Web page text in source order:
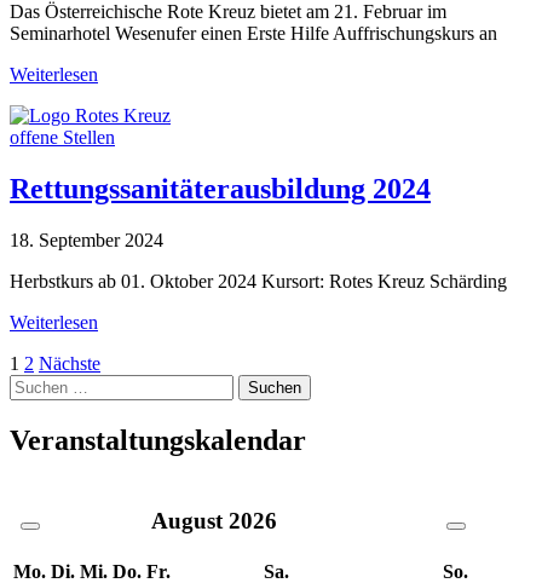
Das Österreichische Rote Kreuz bietet am 21. Februar im
Seminarhotel Wesenufer einen Erste Hilfe Auffrischungskurs an
Weiterlesen
offene Stellen
Rettungssanitäterausbildung 2024
18. September 2024
Herbstkurs ab 01. Oktober 2024 Kursort: Rotes Kreuz Schärding
Weiterlesen
Seitennummerierung
der
Beiträge
1 2 Nächste
Suche
nach:
Veranstaltungskalendar
August 2026
Mo. Di. Mi. Do. Fr. Sa.
So.